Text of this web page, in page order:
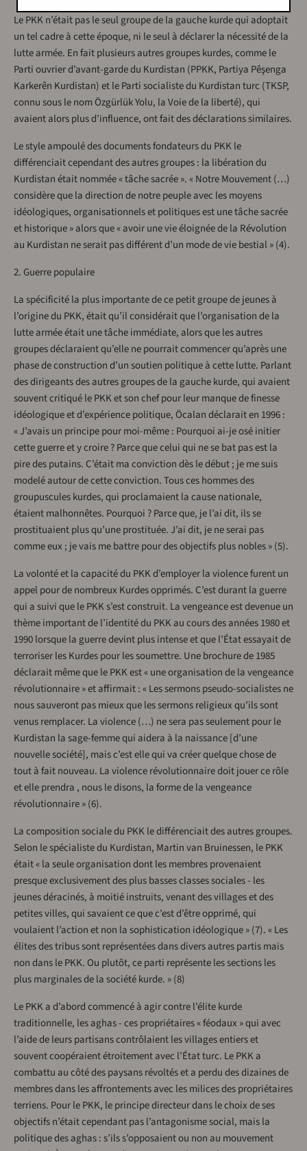
Le PKK n’était pas le seul groupe de la gauche kurde qui adoptait
un tel cadre à cette époque, ni le seul à déclarer la nécessité de la
lutte armée. En fait plusieurs autres groupes kurdes, comme le
Parti ouvrier d’avant-garde du Kurdistan (PPKK, Partiya Pêşenga
Karkerên Kurdistan) et le Parti socialiste du Kurdistan turc (TKSP,
connu sous le nom Özgürlük Yolu, la Voie de la liberté), qui
avaient alors plus d’influence, ont fait des déclarations similaires.
Le style ampoulé des documents fondateurs du PKK le
différenciait cependant des autres groupes : la libération du
Kurdistan était nommée « tâche sacrée ». « Notre Mouvement (…)
considère que la direction de notre peuple avec les moyens
idéologiques, organisationnels et politiques est une tâche sacrée
et historique » alors que « avoir une vie éloignée de la Révolution
au Kurdistan ne serait pas différent d’un mode de vie bestial » (4).
2. Guerre populaire
La spécificité la plus importante de ce petit groupe de jeunes à
l’origine du PKK, était qu’il considérait que l’organisation de la
lutte armée était une tâche immédiate, alors que les autres
groupes déclaraient qu’elle ne pourrait commencer qu’après une
phase de construction d’un soutien politique à cette lutte. Parlant
des dirigeants des autres groupes de la gauche kurde, qui avaient
souvent critiqué le PKK et son chef pour leur manque de finesse
idéologique et d’expérience politique, Öcalan déclarait en 1996 :
« J’avais un principe pour moi-même : Pourquoi ai-je osé initier
cette guerre et y croire ? Parce que celui qui ne se bat pas est la
pire des putains. C’était ma conviction dès le début ; je me suis
modelé autour de cette conviction. Tous ces hommes des
groupuscules kurdes, qui proclamaient la cause nationale,
étaient malhonnêtes. Pourquoi ? Parce que, je l’ai dit, ils se
prostituaient plus qu’une prostituée. J’ai dit, je ne serai pas
comme eux ; je vais me battre pour des objectifs plus nobles » (5).
La volonté et la capacité du PKK d’employer la violence furent un
appel pour de nombreux Kurdes opprimés. C’est durant la guerre
qui a suivi que le PKK s’est construit. La vengeance est devenue un
thème important de l’identité du PKK au cours des années 1980 et
1990 lorsque la guerre devint plus intense et que l’État essayait de
terroriser les Kurdes pour les soumettre. Une brochure de 1985
déclarait même que le PKK est « une organisation de la vengeance
révolutionnaire » et affirmait : « Les sermons pseudo-socialistes ne
nous sauveront pas mieux que les sermons religieux qu’ils sont
venus remplacer. La violence (…) ne sera pas seulement pour le
Kurdistan la sage-femme qui aidera à la naissance [d’une
nouvelle société], mais c’est elle qui va créer quelque chose de
tout à fait nouveau. La violence révolutionnaire doit jouer ce rôle
et elle prendra , nous le disons, la forme de la vengeance
révolutionnaire » (6).
La composition sociale du PKK le différenciait des autres groupes.
Selon le spécialiste du Kurdistan, Martin van Bruinessen, le PKK
était « la seule organisation dont les membres provenaient
presque exclusivement des plus basses classes sociales - les
jeunes déracinés, à moitié instruits, venant des villages et des
petites villes, qui savaient ce que c’est d’être opprimé, qui
voulaient l’action et non la sophistication idéologique » (7). « Les
élites des tribus sont représentées dans divers autres partis mais
non dans le PKK. Ou plutôt, ce parti représente les sections les
plus marginales de la société kurde. » (8)
Le PKK a d’abord commencé à agir contre l’élite kurde
traditionnelle, les aghas - ces propriétaires « féodaux » qui avec
l’aide de leurs partisans contrôlaient les villages entiers et
souvent coopéraient étroitement avec l’État turc. Le PKK a
combattu au côté des paysans révoltés et a perdu des dizaines de
membres dans les affrontements avec les milices des propriétaires
terriens. Pour le PKK, le principe directeur dans le choix de ses
objectifs n’était cependant pas l’antagonisme social, mais la
politique des aghas : s’ils s’opposaient ou non au mouvement